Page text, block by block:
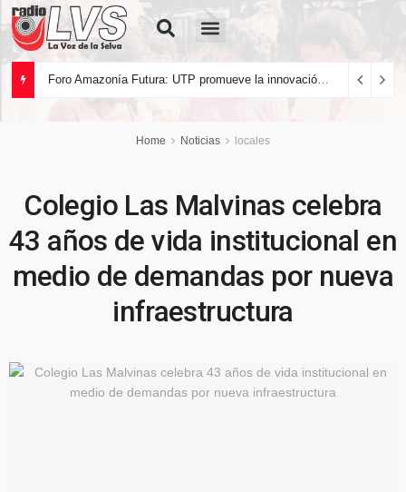
Home Noticias locales
Colegio Las Malvinas celebra
43 años de vida institucional en
medio de demandas por nueva
infraestructura